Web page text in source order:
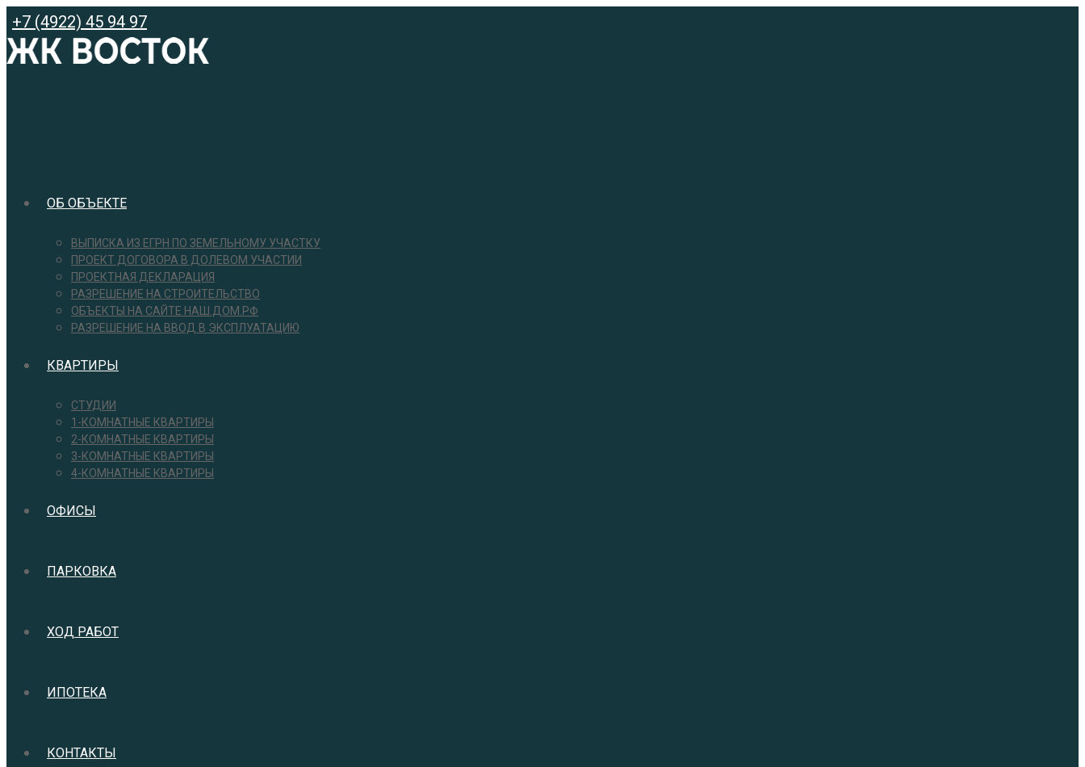
Перейти
к
содержимому
+7 (4922) 45 94 97
ОБ ОБЪЕКТЕ
ВЫПИСКА ИЗ ЕГРН ПО ЗЕМЕЛЬНОМУ УЧАСТКУ
ПРОЕКТ ДОГОВОРА В ДОЛЕВОМ УЧАСТИИ
ПРОЕКТНАЯ ДЕКЛАРАЦИЯ
РАЗРЕШЕНИЕ НА СТРОИТЕЛЬСТВО
ОБЪЕКТЫ НА САЙТЕ НАШ.ДОМ.РФ
РАЗРЕШЕНИЕ НА ВВОД В ЭКСПЛУАТАЦИЮ
КВАРТИРЫ
СТУДИИ
1-КОМНАТНЫЕ КВАРТИРЫ
2-КОМНАТНЫЕ КВАРТИРЫ
3-КОМНАТНЫЕ КВАРТИРЫ
4-КОМНАТНЫЕ КВАРТИРЫ
ОФИСЫ
ПАРКОВКА
ХОД РАБОТ
ИПОТЕКА
КОНТАКТЫ